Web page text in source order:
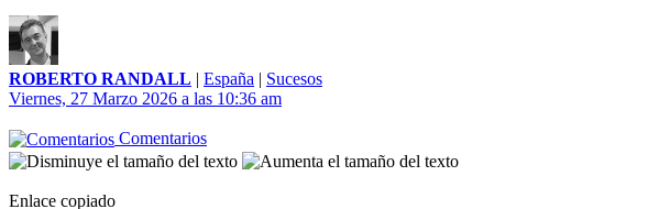
ROBERTO RANDALL | España | Sucesos
Viernes, 27 Marzo 2026 a las 10:36 am
Comentarios
Enlace copiado